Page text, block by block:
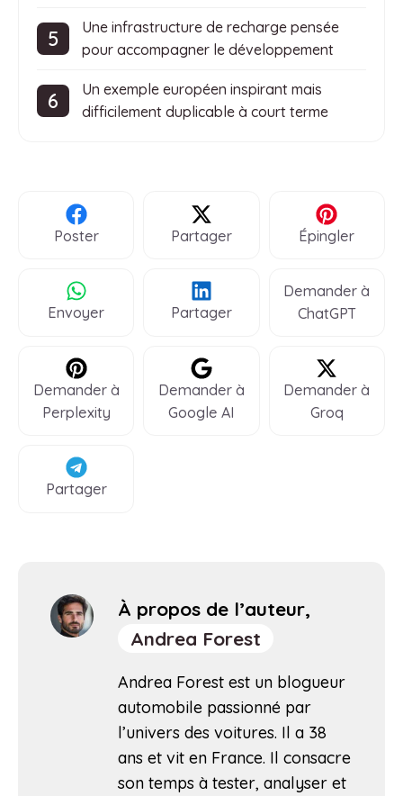
Une infrastructure de recharge pensée
pour accompagner le développement
Un exemple européen inspirant mais
difficilement duplicable à court terme
Poster Partager Épingler
Envoyer Partager
Demander à
ChatGPT
Demander à
Perplexity
Demander à
Google AI
Demander à
Groq
Partager
À propos de l’auteur,
Andrea Forest
Andrea Forest est un blogueur
automobile passionné par
l’univers des voitures. Il a 38
ans et vit en France. Il consacre
son temps à tester, analyser et